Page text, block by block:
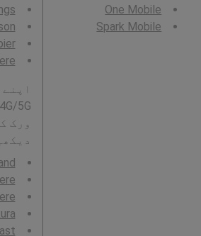
One Mobile
Spark Mobile
ورک